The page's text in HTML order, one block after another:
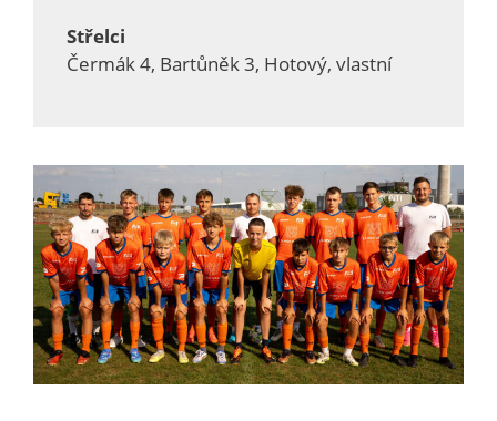
Střelci
Čermák 4, Bartůněk 3, Hotový, vlastní